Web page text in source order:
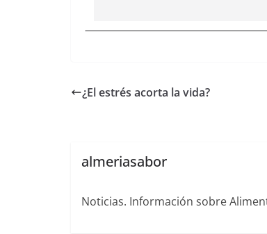
¿El estrés acorta la vida?
almeriasabor
Noticias. Información sobre